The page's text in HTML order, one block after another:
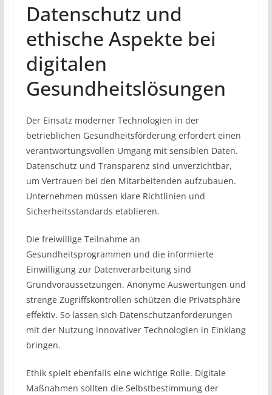
Datenschutz und
ethische Aspekte bei
digitalen
Gesundheitslösungen
Der Einsatz moderner Technologien in der
betrieblichen Gesundheitsförderung erfordert einen
verantwortungsvollen Umgang mit sensiblen Daten.
Datenschutz und Transparenz sind unverzichtbar,
um Vertrauen bei den Mitarbeitenden aufzubauen.
Unternehmen müssen klare Richtlinien und
Sicherheitsstandards etablieren.
Die freiwillige Teilnahme an
Gesundheitsprogrammen und die informierte
Einwilligung zur Datenverarbeitung sind
Grundvoraussetzungen. Anonyme Auswertungen und
strenge Zugriffskontrollen schützen die Privatsphäre
effektiv. So lassen sich Datenschutzanforderungen
mit der Nutzung innovativer Technologien in Einklang
bringen.
Ethik spielt ebenfalls eine wichtige Rolle. Digitale
Maßnahmen sollten die Selbstbestimmung der